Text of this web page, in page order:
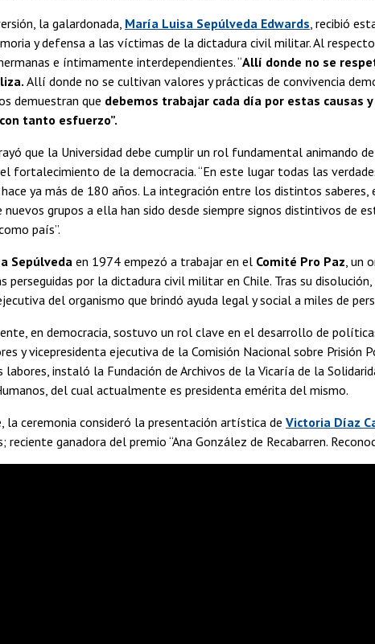
la galardonada, María Luisa Sepúlveda Edwards , recibió
y defensa a las víctimas de la dictadura civil militar. Al
e íntimamente interdependientes. “Allí donde no se
Allí donde no se cultivan valores y prácticas de convivencia
demuestran que debemos trabajar cada día por estas causas
tanto esfuerzo”.
que la Universidad debe cumplir un rol fundamental animando
fortalecimiento de la democracia. “En este lugar todas las
ya más de 180 años. La integración entre los distintos
nuevos grupos a ella han sido desde siempre signos distintivos de
país”.
Sepúlveda en 1974 empezó a trabajar en el Comité Pro Paz , un
perseguidas por la dictadura civil militar en Chile. Tras su
del organismo que brindó ayuda legal y social a miles de
en democracia, sostuvo un rol clave en el desarrollo de
y vicepresidenta ejecutiva de la Comisión Nacional sobre Prisión
labores, instaló la Fundación de Archivos de la Vicaría de la
del cual actualmente es presidenta emérita del mismo.
la ceremonia consideró la presentación artística de Victoria Díaz
reciente ganadora del premio “Ana González de Recabarren.